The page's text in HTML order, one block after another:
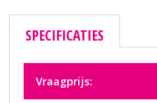
SPECIFICATIES
Vraagprijs: